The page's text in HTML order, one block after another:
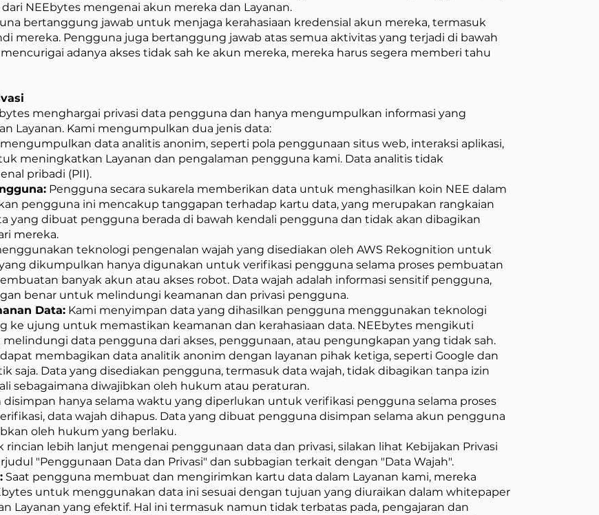
NEEbytes mengenai akun mereka dan Layanan.
bertanggung jawab untuk menjaga kerahasiaan kredensial akun mereka, termasuk
mereka. Pengguna juga bertanggung jawab atas semua aktivitas yang terjadi di bawah
adanya akses tidak sah ke akun mereka, mereka harus segera memberi tahu
menghargai privasi data pengguna dan hanya mengumpulkan informasi yang
Layanan. Kami mengumpulkan dua jenis data:
data analitis anonim, seperti pola penggunaan situs web, interaksi aplikasi,
meningkatkan Layanan dan pengalaman pengguna kami. Data analitis tidak
pribadi (PII).
Pengguna secara sukarela memberikan data untuk menghasilkan koin NEE dalam
pengguna ini mencakup tanggapan terhadap kartu data, yang merupakan rangkaian
yang dibuat pengguna berada di bawah kendali pengguna dan tidak akan dibagikan
mereka.
teknologi pengenalan wajah yang disediakan oleh AWS Rekognition untuk
dikumpulkan hanya digunakan untuk verifikasi pengguna selama proses pembuatan
banyak akun atau akses robot. Data wajah adalah informasi sensitif pengguna,
benar untuk melindungi keamanan dan privasi pengguna.
Data: Kami menyimpan data yang dihasilkan pengguna menggunakan teknologi
ke ujung untuk memastikan keamanan dan kerahasiaan data. NEEbytes mengikuti
data pengguna dari akses, penggunaan, atau pengungkapan yang tidak sah.
membagikan data analitik anonim dengan layanan pihak ketiga, seperti Google dan
saja. Data yang disediakan pengguna, termasuk data wajah, tidak dibagikan tanpa izin
sebagaimana diwajibkan oleh hukum atau peraturan.
disimpan hanya selama waktu yang diperlukan untuk verifikasi pengguna selama proses
data wajah dihapus. Data yang dibuat pengguna disimpan selama akun pengguna
oleh hukum yang berlaku.
rincian lebih lanjut mengenai penggunaan data dan privasi, silakan lihat Kebijakan Privasi
"Penggunaan Data dan Privasi" dan subbagian terkait dengan "Data Wajah".
Saat pengguna membuat dan mengirimkan kartu data dalam Layanan kami, mereka
untuk menggunakan data ini sesuai dengan tujuan yang diuraikan dalam whitepaper
Layanan yang efektif. Hal ini termasuk namun tidak terbatas pada, pengajaran dan